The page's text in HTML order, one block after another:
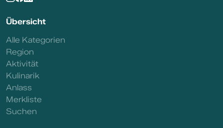
Übersicht
Alle Kategorien
Region
Aktivität
Kulinarik
Anlass
Merkliste
Suchen